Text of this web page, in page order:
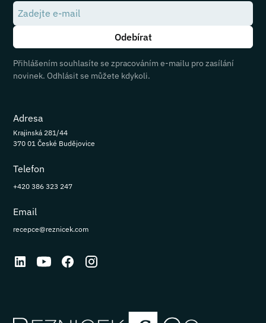
Přihlášením souhlasíte se zpracováním e-mailu pro zasílání
novinek. Odhlásit se můžete kdykoli.
Adresa
Krajinská 281/44
370 01 České Budějovice
Telefon
+420 386 323 247
Email
recepce@reznicek.com